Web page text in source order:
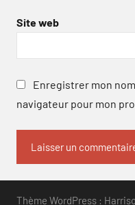
Site web
Enregistrer mon
navigateur pour mon
Thème WordPress :